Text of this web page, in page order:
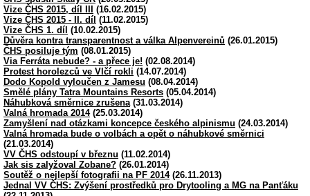
Vize ČHS 2015, díl III (16.02.2015)
Vize ČHS 2015 - II. díl (11.02.2015)
Vize ČHS 1. díl (10.02.2015)
Důvěra kontra transparentnost a válka Alpenvereinů (26.01.2015)
ČHS posiluje tým (08.01.2015)
Via Ferráta nebude? - a přece je! (02.08.2014)
Protest horolezců ve Vlčí rokli (14.07.2014)
Dodo Kopold vyloučen z Jamesu (08.04.2014)
Smělé plány Tatra Mountains Resorts (05.04.2014)
Náhubková směrnice zrušena (31.03.2014)
Valná hromada 2014(25.03.2014)
Zamyšlení nad otázkami koncepce českého alpinismu (24.03.2014)
Valná hromada bude o volbách a opět o náhubkové směrnici
(21.03.2014)
VV ČHS odstoupí v březnu (11.02.2014)
Jak sis zalyžoval Zobane? (26.01.2014)
Soutěž o nejlepší fotografii na PF 2014(26.11.2013)
Jednal VV ČHS: Zvýšení prostředků pro Drytooling a MG na Panťáku